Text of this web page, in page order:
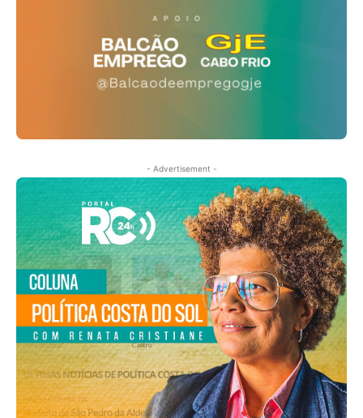
- Advertisement -